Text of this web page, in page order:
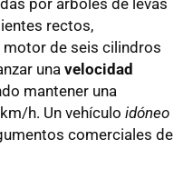
rectos,
motor de seis cilindros
una velocidad
mantener una
h. Un vehículo idóneo
comerciales de